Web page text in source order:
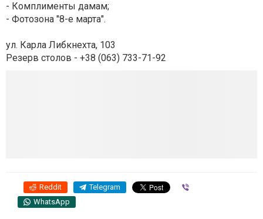
- Комплименты дамам;
- Фотозона "8-е марта".
ул. Карла Либкнехта, 103
Резерв столов - +38 (063) 733-71-92
Reddit Telegram
WhatsApp